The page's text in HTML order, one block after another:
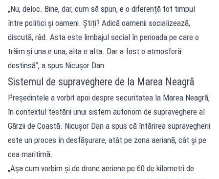
„Nu, deloc. Bine, dar, cum să spun, e o diferență tot timpul
între politici și oameni. Știți? Adică oamenii socializează,
discută, râd. Asta este limbajul social în perioada pe care o
trăim și una e una, alta e alta. Dar a fost o atmosferă
destinsă”, a spus Nicușor Dan.
Sistemul de supraveghere de la Marea Neagră
Președintele a vorbit apoi despre securitatea la Marea Neagră,
în contextul testării unui sistem autonom de supraveghere al
Gărzii de Coastă. Nicușor Dan a spus că întărirea supravegherii
este un proces în desfășurare, atât pe zona aeriană, cât și pe
cea maritimă.
„Așa cum vorbim și de drone aeriene pe 60 de kilometri de